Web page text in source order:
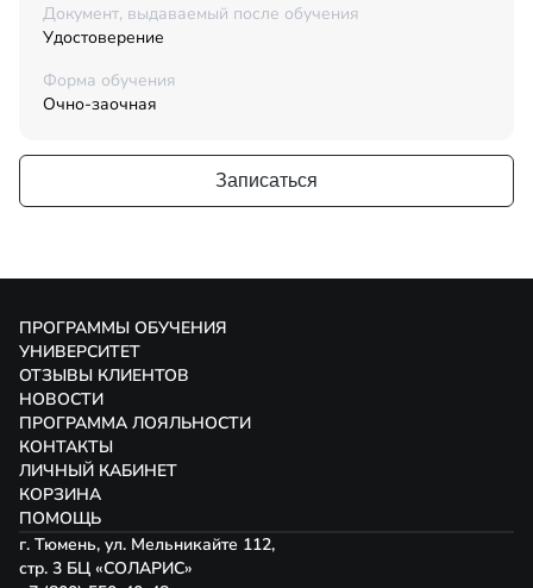
Документ, выдаваемый после обучения
Удостоверение
Форма обучения
Очно-заочная
Записаться
ПРОГРАММЫ ОБУЧЕНИЯ
УНИВЕРСИТЕТ
ОТЗЫВЫ КЛИЕНТОВ
НОВОСТИ
ПРОГРАММА ЛОЯЛЬНОСТИ
КОНТАКТЫ
ЛИЧНЫЙ КАБИНЕТ
КОРЗИНА
ПОМОЩЬ
г. Тюмень, ул. Мельникайте 112,
стр. 3 БЦ «СОЛАРИС»